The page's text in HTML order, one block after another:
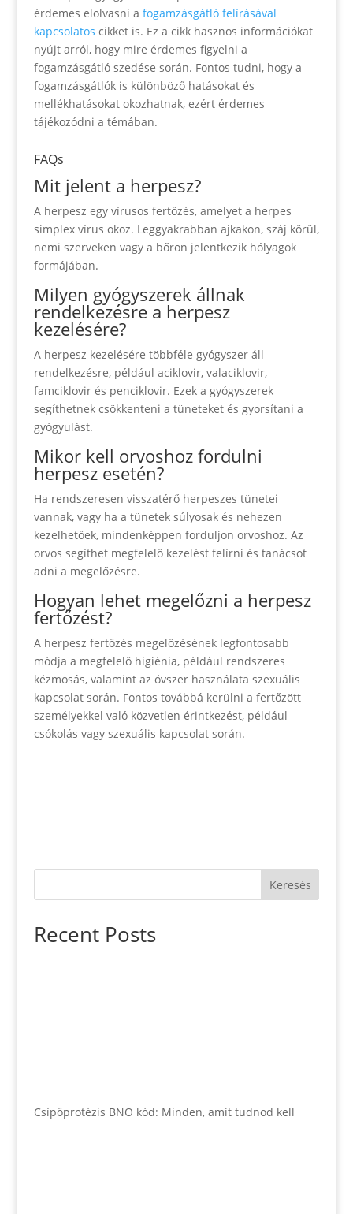
érdemes elolvasni a fogamzásgátló felírásával
kapcsolatos cikket is. Ez a cikk hasznos információkat
nyújt arról, hogy mire érdemes figyelni a
fogamzásgátló szedése során. Fontos tudni, hogy a
fogamzásgátlók is különböző hatásokat és
mellékhatásokat okozhatnak, ezért érdemes
tájékozódni a témában.
FAQs
Mit jelent a herpesz?
A herpesz egy vírusos fertőzés, amelyet a herpes
simplex vírus okoz. Leggyakrabban ajkakon, száj körül,
nemi szerveken vagy a bőrön jelentkezik hólyagok
formájában.
Milyen gyógyszerek állnak
rendelkezésre a herpesz
kezelésére?
A herpesz kezelésére többféle gyógyszer áll
rendelkezésre, például aciklovir, valaciklovir,
famciklovir és penciklovir. Ezek a gyógyszerek
segíthetnek csökkenteni a tüneteket és gyorsítani a
gyógyulást.
Mikor kell orvoshoz fordulni
herpesz esetén?
Ha rendszeresen visszatérő herpeszes tünetei
vannak, vagy ha a tünetek súlyosak és nehezen
kezelhetőek, mindenképpen forduljon orvoshoz. Az
orvos segíthet megfelelő kezelést felírni és tanácsot
adni a megelőzésre.
Hogyan lehet megelőzni a herpesz
fertőzést?
A herpesz fertőzés megelőzésének legfontosabb
módja a megfelelő higiénia, például rendszeres
kézmosás, valamint az óvszer használata szexuális
kapcsolat során. Fontos továbbá kerülni a fertőzött
személyekkel való közvetlen érintkezést, például
csókolás vagy szexuális kapcsolat során.
Keresés
Recent Posts
Csípőprotézis BNO kód: Minden, amit tudnod kell